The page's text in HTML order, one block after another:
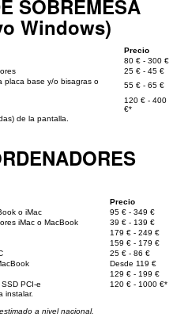
SOBREMESA
Windows)
Precio
80 € - 300 €
25 € - 45 €
placa base y/o bisagras o
55 € - 65 €
120 € - 400
€*
de la pantalla.
Precio
o iMac
95 € - 349 €
iMac o MacBook
39 € - 139 €
179 € - 249 €
159 € - 179 €
25 € - 86 €
Desde 119 €
129 € - 199 €
PCI-e
120 € - 1000 €*
instalar.
a nivel nacional.